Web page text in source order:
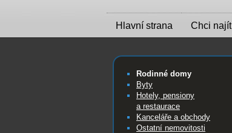
Hlavní strana Chci najít
Rodinné domy
Byty
Hotely, pensiony
a restaurace
Kanceláře a obchody
Ostatní nemovitosti